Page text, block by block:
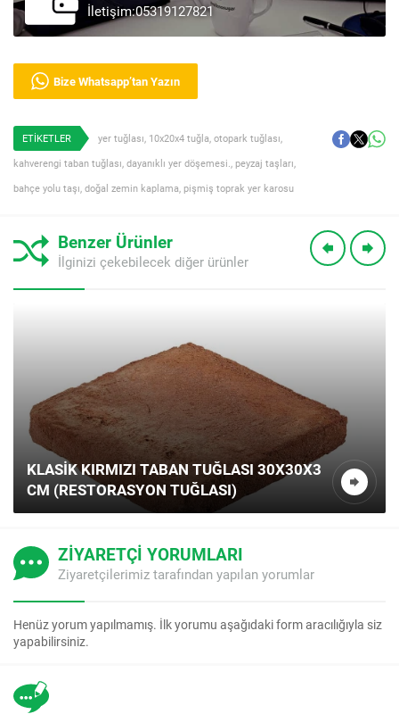
İletişim:05319127821
Bize Whatsapp’tan Yazın
ETİKETLER yer tuğlası, 10x20x4 tuğla, otopark tuğlası,
kahverengi taban tuğlası, dayanıklı yer döşemesi., peyzaj taşları,
bahçe yolu taşı, doğal zemin kaplama, pişmiş toprak yer karosu
Benzer Ürünler
İlginizi çekebilecek diğer ürünler
KLASIK KIRMIZI TABAN TUĞLASI 30X30X3
CM (RESTORASYON TUĞLASI)
ZİYARETÇİ YORUMLARI
Ziyaretçilerimiz tarafından yapılan yorumlar
Henüz yorum yapılmamış. İlk yorumu aşağıdaki form aracılığıyla siz
yapabilirsiniz.